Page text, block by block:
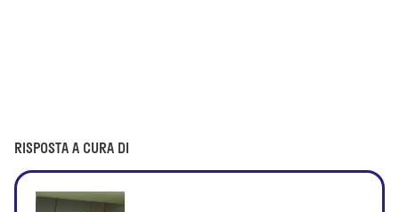
RISPOSTA A CURA DI